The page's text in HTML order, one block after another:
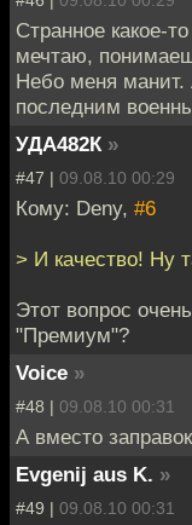
Странное какое-
мечтаю,
Небо меня
последним
УДА482К »
#47 | 09.08.10 00:29
Кому: Deny, #6
> И качество! Ну
Этот вопрос
"Премиум"?
Voice »
#48 | 09.08.10 00:31
А вместо
Evgenij aus K. »
#49 | 09.08.10 00:31